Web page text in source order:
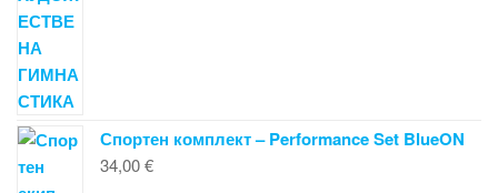
Спортен комплект – Performance Set BlueON
34,00€